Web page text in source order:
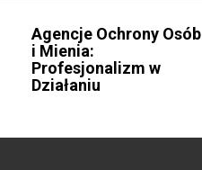
Agencje Ochrony Osób
i Mienia:
Profesjonalizm w
Działaniu